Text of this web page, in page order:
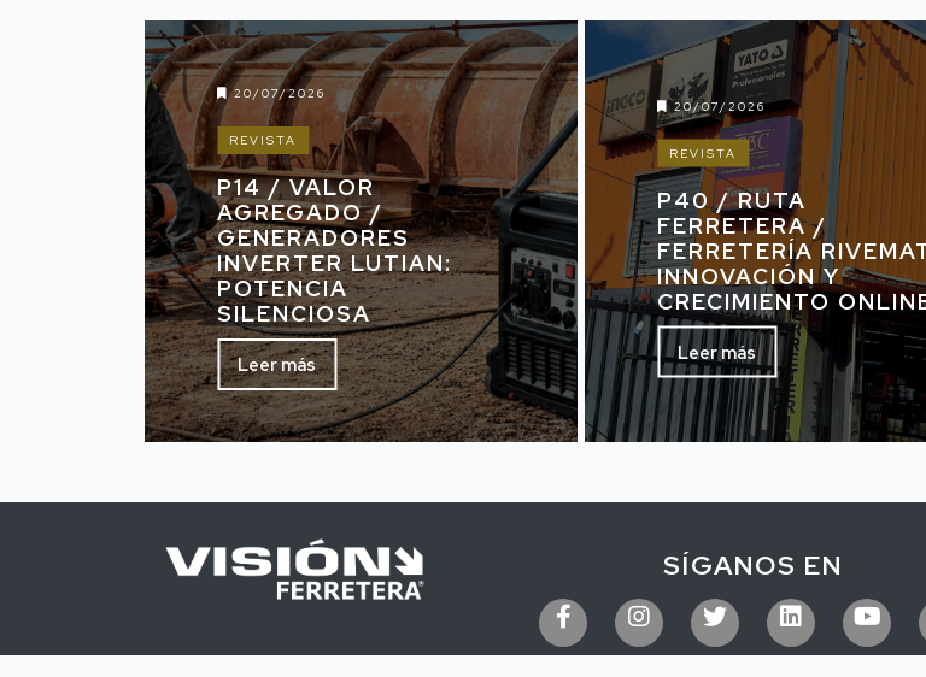
20/07/2026
REVISTA
P14 / VALOR
AGREGADO /
GENERADORES
INVERTER LUTIAN:
POTENCIA
SILENCIOSA
Leer más
20/07/2026
REVISTA
P40 / RUTA
FERRETERA /
FERRETERÍA
INNOVACIÓN Y
CRECIMIENTO
Leer más
SÍGANOS EN